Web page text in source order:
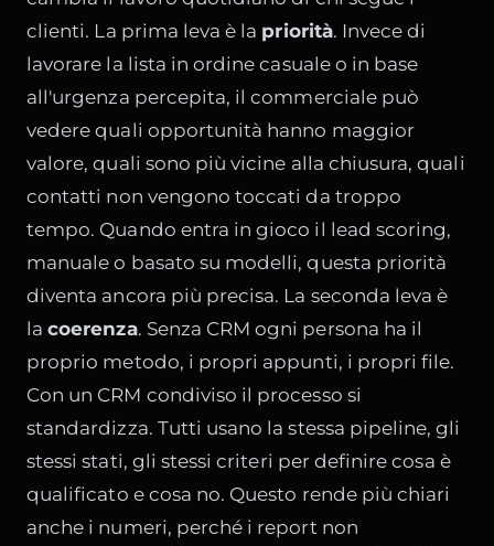
clienti. La prima leva è la priorità. Invece di
lavorare la lista in ordine casuale o in base
all'urgenza percepita, il commerciale può
vedere quali opportunità hanno maggior
valore, quali sono più vicine alla chiusura, quali
contatti non vengono toccati da troppo
tempo. Quando entra in gioco il lead scoring,
manuale o basato su modelli, questa priorità
diventa ancora più precisa. La seconda leva è
lacoerenza. Senza CRM ogni persona ha il
proprio metodo, i propri appunti, i propri file.
Con un CRM condiviso il processo si
standardizza. Tutti usano la stessa pipeline, gli
stessi stati, gli stessi criteri per definire cosa è
qualificato e cosa no. Questo rende più chiari
anche i numeri, perché i report non